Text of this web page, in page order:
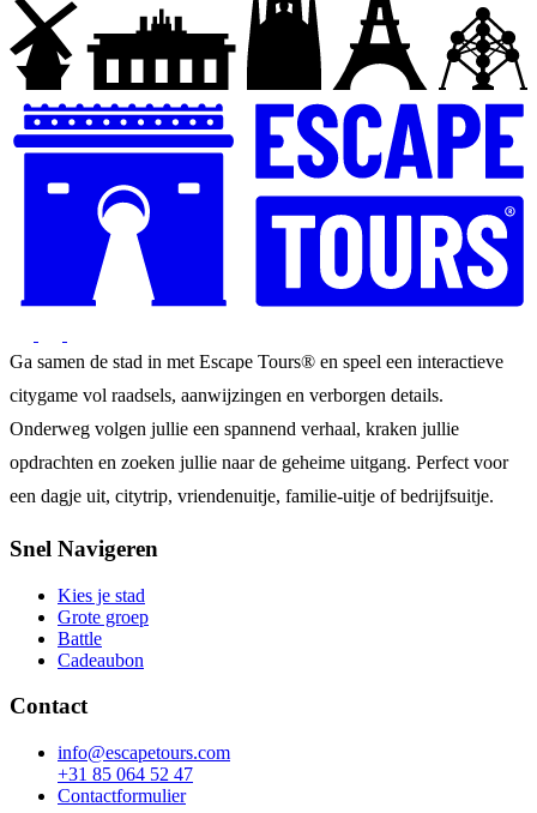
Ga samen de stad in met Escape Tours® en speel een interactieve
citygame vol raadsels, aanwijzingen en verborgen details.
Onderweg volgen jullie een spannend verhaal, kraken jullie
opdrachten en zoeken jullie naar de geheime uitgang. Perfect voor
een dagje uit, citytrip, vriendenuitje, familie-uitje of bedrijfsuitje.
Snel Navigeren
Kies je stad
Grote groep
Battle
Cadeaubon
Contact
info@escapetours.com
+31 85 064 52 47
Contactformulier